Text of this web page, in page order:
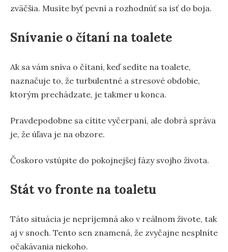
zväčšia. Musíte byť pevní a rozhodnúť sa ísť do boja.
Snívanie o čítaní na toalete
Ak sa vám sníva o čítaní, keď sedíte na toalete,
naznačuje to, že turbulentné a stresové obdobie,
ktorým prechádzate, je takmer u konca.
Pravdepodobne sa cítite vyčerpaní, ale dobrá správa
je, že úľava je na obzore.
Čoskoro vstúpite do pokojnejšej fázy svojho života.
Stát vo fronte na toaletu
Táto situácia je nepríjemná ako v reálnom živote, tak
aj v snoch. Tento sen znamená, že zvyčajne nesplníte
očakávania niekoho.